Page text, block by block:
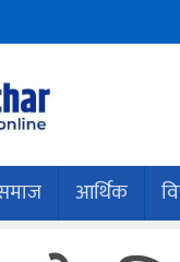
आर्थिक